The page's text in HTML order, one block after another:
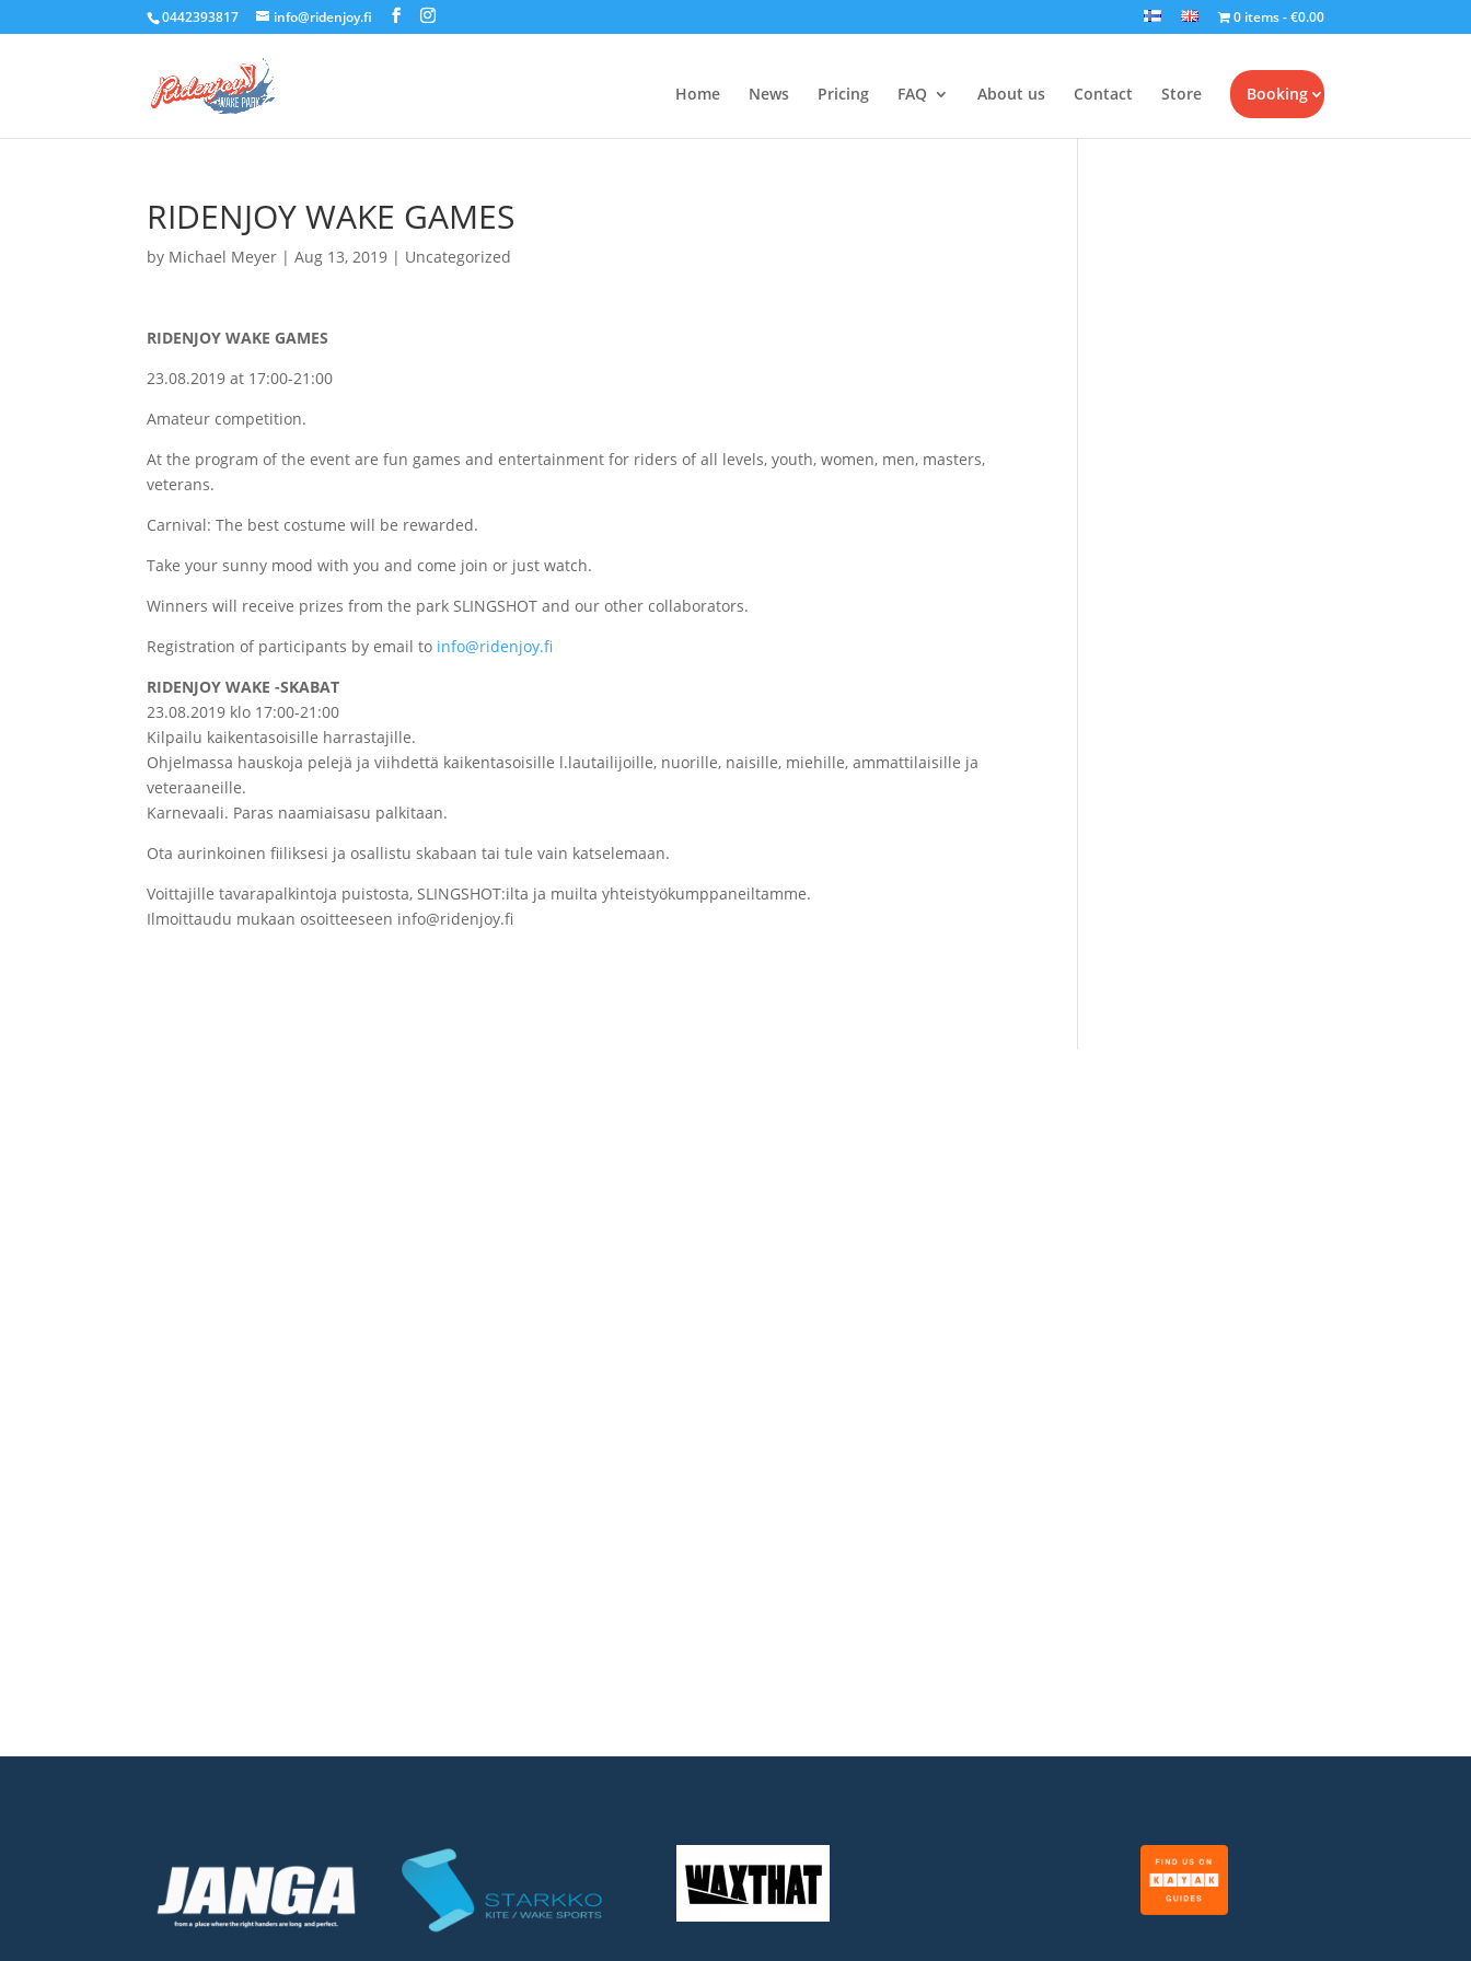
0442393817 info@ridenjoy.fi 0 items €0.00
Home News Pricing FAQ About us Contact Store Booking
RIDENJOY WAKE GAMES
by Michael Meyer |Aug 13, 2019 | Uncategorized
RIDENJOY WAKE GAMES
23.08.2019at 17:00-21:00
Amateur competition.
At the program of the eventare fun games and entertainment for riders of all levels,youth, women, men, masters,
veterans.
Сarnival: The best costume will be rewarded.
Take your sunny mood with you and come join or just watch.
Winners will receive prizes fromthe park SLINGSHOT and our other collaborators.
Registration of participants by email to info@ridenjoy.fi
RIDENJOY WAKE -SKABAT
23.08.2019 klo 17:00-21:00
Kilpailu kaikentasoisille harrastajille.
Ohjelmassa hauskoja pelejä ja viihdettä kaikentasoisille l.lautailijoille, nuorille, naisille, miehille, ammattilaisille ja
veteraaneille.
Karnevaali. Paras naamiaisasu palkitaan.
Ota aurinkoinen fiiliksesi ja osallistu skabaan tai tule vain katselemaan.
Voittajille tavarapalkintoja puistosta, SLINGSHOT:ilta ja muilta yhteistyökumppaneiltamme.
Ilmoittaudu mukaan osoitteeseen info@ridenjoy.fi